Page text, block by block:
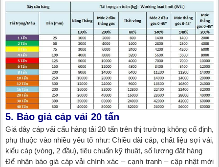
5. Báo giá cáp vải 20 tấn
Giá dây cáp vải cẩu hàng tải 20 tấn trên thị trường không cố định,
phụ thuộc vào nhiều yếu tố như: Chiều dài cáp, chất liệu sợi vải,
kiểu cáp (vòng, 2 đầu), tiêu chuẩn kỹ thuật, số lượng đặt hàng
Để nhận báo giá cáp vải chính xác – cạnh tranh – cập nhật mới